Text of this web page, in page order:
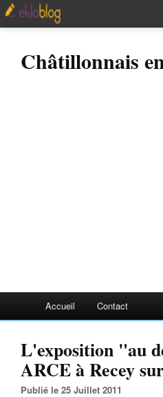
Châtillonnais
Accueil Contact
L'exposition "au
ARCE à Recey
Publié le 25 Juillet 2011